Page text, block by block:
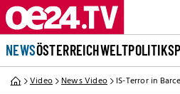
NEWSÖSTERREICHWELTPOLITIK
Video News Video IS-Terror in